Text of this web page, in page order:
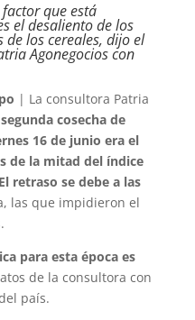
que está
el desaliento de los
los cereales, dijo el
Agonegocios con
| La consultora Patria
cosecha de
16 de junio era el
de la mitad del índice
El retraso se debe a las
las que impidieron el
para esta época es
de la consultora con
país.